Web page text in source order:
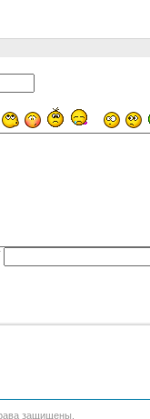
защищены.